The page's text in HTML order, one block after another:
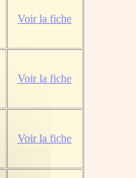
Voir la fiche
Voir la fiche
Voir la fiche